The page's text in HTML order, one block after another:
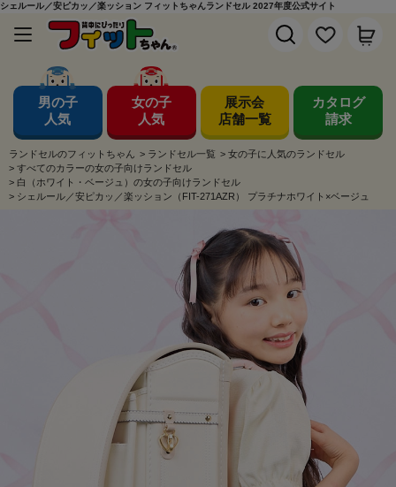
シェルール／安ピカッ／楽ッション フィットちゃんランドセル 2027年度公式サイト
男の子
人気
女の子
人気
展示会
店舗一覧
カタログ
請求
ランドセルのフィットちゃん > ランドセル一覧 > 女の子に人気のランドセル
> すべてのカラーの女の子向けランドセル
> 白（ホワイト・ベージュ）の女の子向けランドセル
> シェルール／安ピカッ／楽ッション（FIT-271AZR） プラチナホワイト×ベージュ